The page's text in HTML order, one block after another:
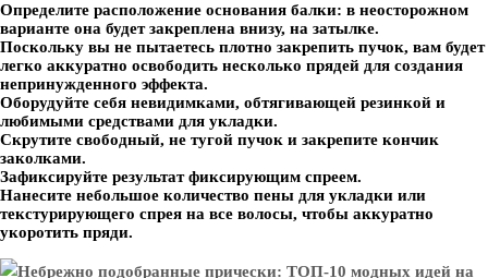
Определите расположение основания балки: в неосторожном
варианте она будет закреплена внизу, на затылке.
Поскольку вы не пытаетесь плотно закрепить пучок, вам будет
легко аккуратно освободить несколько прядей для создания
непринужденного эффекта.
Оборудуйте себя невидимками, обтягивающей резинкой и
любимыми средствами для укладки.
Скрутите свободный, не тугой пучок и закрепите кончик
заколками.
Зафиксируйте результат фиксирующим спреем.
Нанесите небольшое количество пены для укладки или
текстурирующего спрея на все волосы, чтобы аккуратно
укоротить пряди.